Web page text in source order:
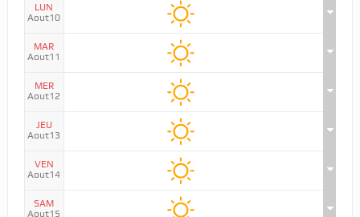
LUN
Aout10
MAR
Aout11
MER
Aout12
JEU
Aout13
VEN
Aout14
SAM
Aout15